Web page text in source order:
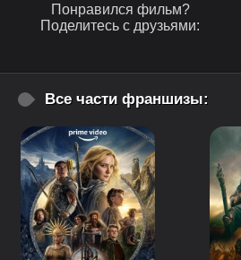
Понравился фильм?
Поделитесь с друзьями:
Все части франшизы: